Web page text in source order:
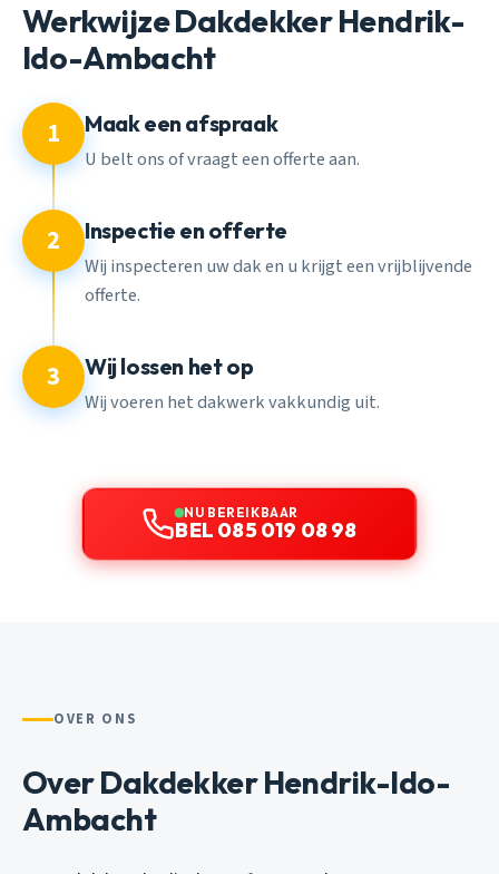
Werkwijze Dakdekker Hendrik-
Ido-Ambacht
1 Maak een afspraak
U belt ons of vraagt een offerte aan.
2 Inspectie en offerte
Wij inspecteren uw dak en u krijgt een vrijblijvende
offerte.
3 Wij lossen het op
Wij voeren het dakwerk vakkundig uit.
NU BEREIKBAAR
BEL 085 019 08 98
OVER ONS
Over Dakdekker Hendrik-Ido-
Ambacht